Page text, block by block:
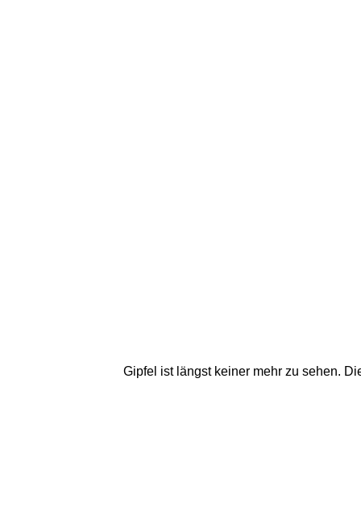
Gipfel ist längst keiner mehr zu sehen.